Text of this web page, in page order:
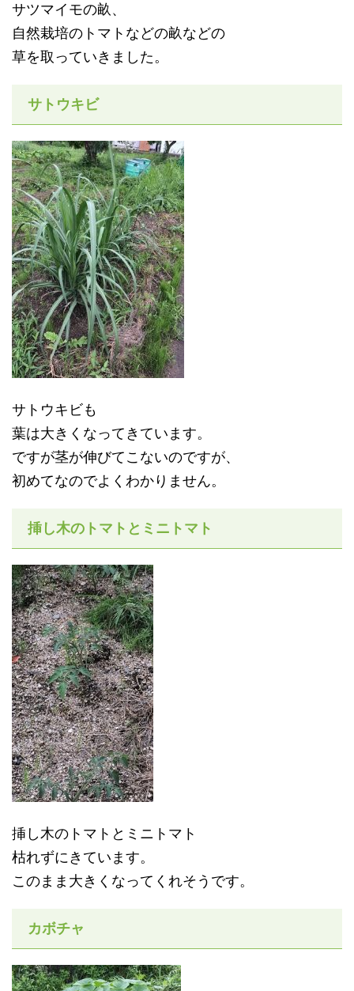
サツマイモの畝、
自然栽培のトマトなどの畝などの
草を取っていきました。
サトウキビ
サトウキビも
葉は大きくなってきています。
ですが茎が伸びてこないのですが、
初めてなのでよくわかりません。
挿し木のトマトとミニトマト
挿し木のトマトとミニトマト
枯れずにきています。
このまま大きくなってくれそうです。
カボチャ